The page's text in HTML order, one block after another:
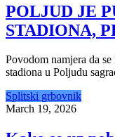
POLJUD JE
STADIONA,
Povodom namjera da
stadiona u Poljudu
Splitski grbovnik
March 19, 2026